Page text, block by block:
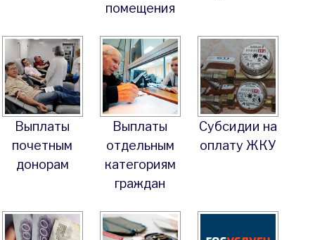
помещения
Выплаты
почетным
донорам
Выплаты
отдельным
категориям
граждан
Субсидии на
оплату ЖКУ